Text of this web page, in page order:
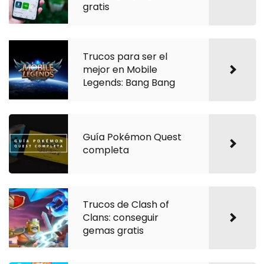
gratis
Trucos para ser el
mejor en Mobile
Legends: Bang Bang
Guía Pokémon Quest
completa
Trucos de Clash of
Clans: conseguir
gemas gratis